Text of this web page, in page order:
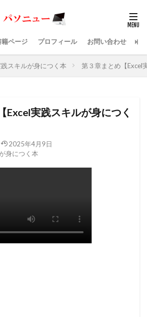
籍ページ プロフィール お問い合わせ
スキルが身につく本 第３章まとめ【Excel
Excel実践スキルが身につく
2025年4月9日
身につく本